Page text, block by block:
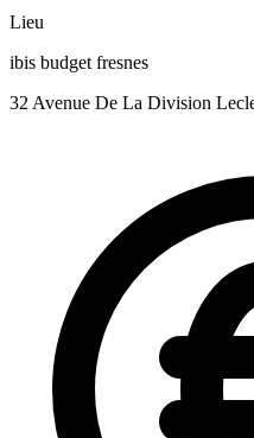
Lieu
ibis budget fresnes
32 Avenue De La Division